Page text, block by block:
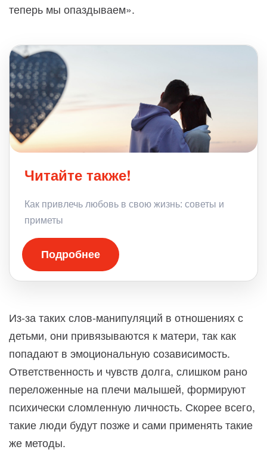
теперь мы опаздываем».
Читайте также!
Как привлечь любовь в свою жизнь: советы и
приметы
Подробнее
Из-за таких слов-манипуляций в отношениях с
детьми, они привязываются к матери, так как
попадают в эмоциональную созависимость.
Ответственность и чувств долга, слишком рано
переложенные на плечи малышей, формируют
психически сломленную личность. Скорее всего,
такие люди будут позже и сами применять такие
же методы.